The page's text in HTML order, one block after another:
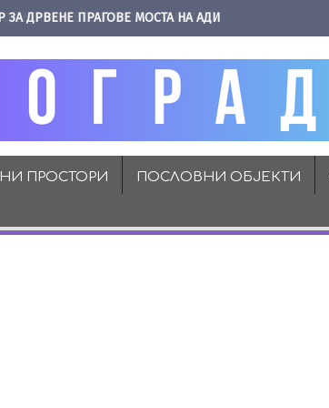
ЗА ДРВЕНЕ ПРАГОВЕ МОСТА НА АДИ
ПРОСТОРИ ПОСЛОВНИ ОБЈЕКТИ